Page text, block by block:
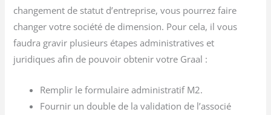
changement de statut d’entreprise, vous pourrez faire
changer votre société de dimension. Pour cela, il vous
faudra gravir plusieurs étapes administratives et
juridiques afin de pouvoir obtenir votre Graal :
Remplir le formulaire administratif M2.
Fournir un double de la validation de l’associé